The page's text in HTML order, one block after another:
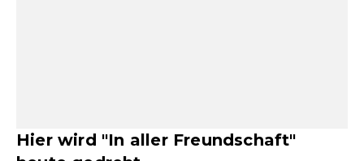
Hier wird "In aller Freundschaft"